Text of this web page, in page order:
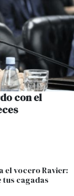
con el
el vocero Ravier:
tus cagadas